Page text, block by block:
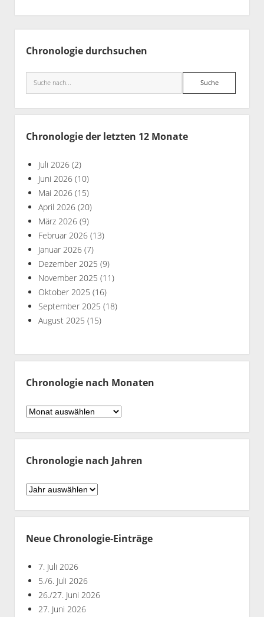
Chronologie durchsuchen
Suche
Chronologie der letzten 12 Monate
Juli 2026(2)
Juni 2026(10)
Mai 2026(15)
April 2026(20)
März 2026(9)
Februar 2026(13)
Januar 2026(7)
Dezember 2025 (9)
November 2025 (11)
Oktober 2025 (16)
September 2025 (18)
August 2025 (15)
Chronologie nach Monaten
Chronologie
Monaten
Chronologie nach Jahren
Chronologie
Jahren
Neue Chronologie-Einträge
7. Juli 2026
5./6. Juli 2026
26./27. Juni 2026
27. Juni 2026